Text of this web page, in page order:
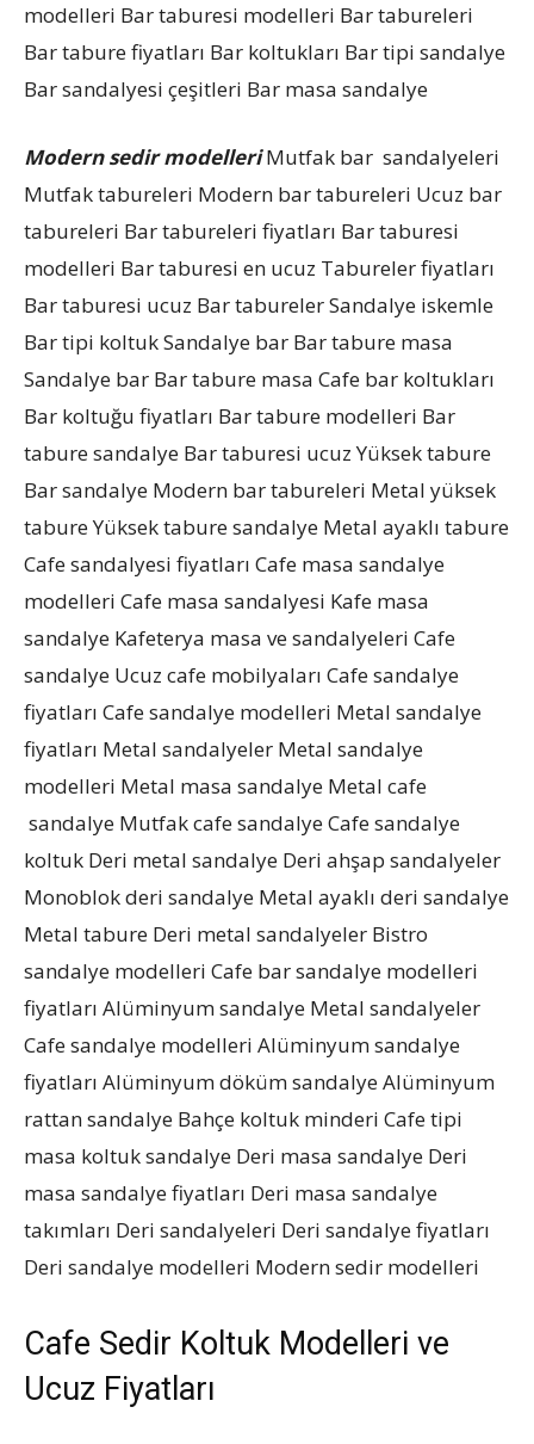
modelleri Bar taburesi modelleri Bar tabureleri
Bar tabure fiyatları Bar koltukları Bar tipi sandalye
Bar sandalyesi çeşitleri Bar masa sandalye
Modern sedir modelleriMutfak bar sandalyeleri
Mutfak tabureleri Modern bar tabureleri Ucuz bar
tabureleri Bar tabureleri fiyatları Bar taburesi
modelleri Bar taburesi en ucuz Tabureler fiyatları
Bar taburesi ucuz Bar tabureler Sandalye iskemle
Bar tipi koltuk Sandalye bar Bar tabure masa
Sandalye bar Bar tabure masa Cafe bar koltukları
Bar koltuğu fiyatları Bar tabure modelleri Bar
tabure sandalye Bar taburesi ucuz Yüksek tabure
Bar sandalye Modern bar tabureleri Metal yüksek
tabure Yüksek tabure sandalye Metal ayaklı tabure
Cafe sandalyesi fiyatları Cafe masa sandalye
modelleri Cafe masa sandalyesi Kafe masa
sandalye Kafeterya masa ve sandalyeleri Cafe
sandalye Ucuz cafe mobilyaları Cafe sandalye
fiyatları Cafe sandalye modelleri Metal sandalye
fiyatları Metal sandalyeler Metal sandalye
modelleri Metal masa sandalye Metal cafe
sandalye Mutfak cafe sandalye Cafe sandalye
koltuk Deri metal sandalye Deri ahşap sandalyeler
Monoblok deri sandalye Metal ayaklı deri sandalye
Metal tabure Deri metal sandalyeler Bistro
sandalye modelleri Cafe bar sandalye modelleri
fiyatları Alüminyum sandalye Metal sandalyeler
Cafe sandalye modelleri Alüminyum sandalye
fiyatları Alüminyum döküm sandalye Alüminyum
rattan sandalye Bahçe koltuk minderi Cafe tipi
masa koltuk sandalye Deri masa sandalye Deri
masa sandalye fiyatları Deri masa sandalye
takımları Deri sandalyeleri Deri sandalye fiyatları
Deri sandalye modelleri Modern sedir modelleri
Cafe Sedir Koltuk Modelleri ve
Ucuz Fiyatları